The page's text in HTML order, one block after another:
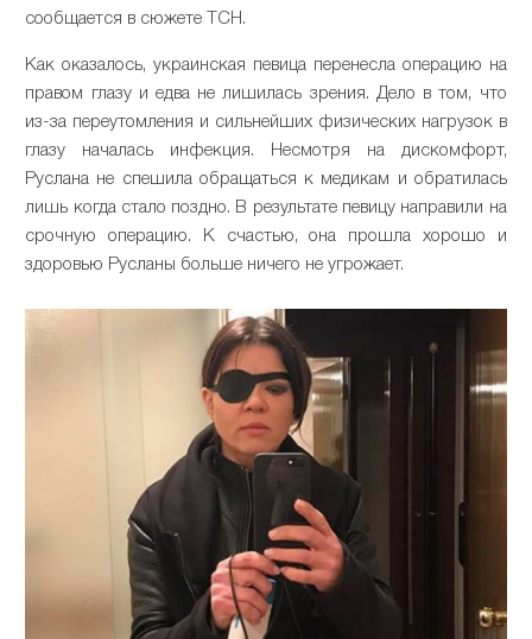
сообщается в сюжете ТСН.
Как оказалось, украинская певица перенесла операцию на
правом глазу и едва не лишилась зрения. Дело в том, что
из-за переутомления и сильнейших физических нагрузок в
глазу началась инфекция. Несмотря на дискомфорт,
Руслана не спешила обращаться к медикам и обратилась
лишь когда стало поздно. В результате певицу направили на
срочную операцию. К счастью, она прошла хорошо и
здоровью Русланы больше ничего не угрожает.